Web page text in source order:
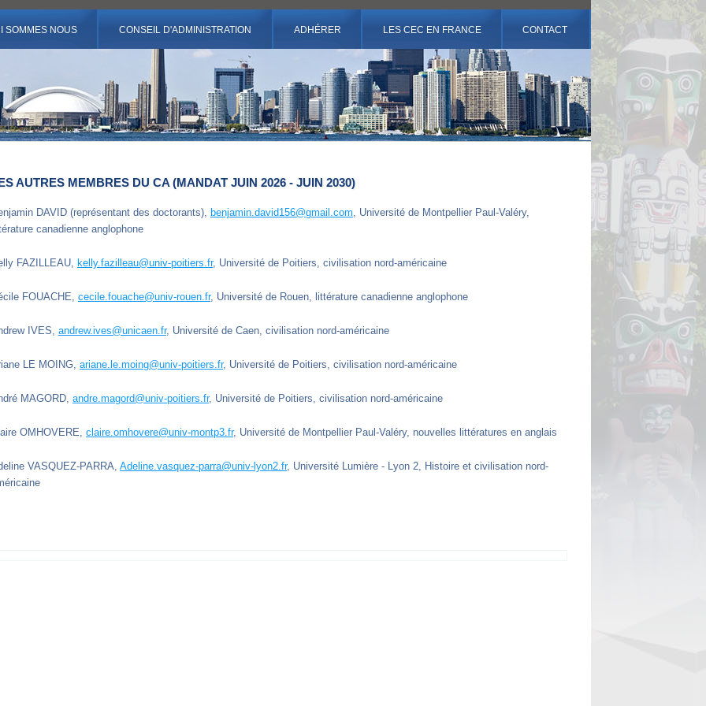
SOMMES NOUS CONSEIL D'ADMINISTRATION ADHÉRER LES CEC EN FRANCE CONTACT
AUTRES MEMBRES DU CA (MANDAT JUIN 2026 - JUIN 2030)
DAVID (représentant des doctorants), benjamin.david156@gmail.com, Université de Montpellier Paul-Valéry,
canadienne anglophone
FAZILLEAU, kelly.fazilleau@univ-poitiers.fr, Université de Poitiers, civilisation nord-américaine
FOUACHE, cecile.fouache@univ-rouen.fr, Université de Rouen, littérature canadienne anglophone
IVES, andrew.ives@unicaen.fr, Université de Caen, civilisation nord-américaine
LE MOING, ariane.le.moing@univ-poitiers.fr, Université de Poitiers, civilisation nord-américaine
MAGORD, andre.magord@univ-poitiers.fr, Université de Poitiers, civilisation nord-américaine
OMHOVERE, claire.omhovere@univ-montp3.fr, Université de Montpellier Paul-Valéry, nouvelles littératures en anglais
VASQUEZ-PARRA, Adeline.vasquez-parra@univ-lyon2.fr, Université Lumière - Lyon 2, Histoire et civilisation nord-